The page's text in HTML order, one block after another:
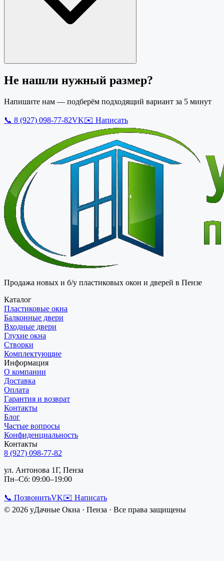
Не нашли нужный размер?
Напишите нам — подберём подходящий вариант за 5 минут
📞 8 (927) 098-77-82VK✉️ Написать
Продажа новых и б/у пластиковых окон и дверей в Пензе
Каталог
Пластиковые окна
Балконные двери
Входные двери
Глухие окна
Створки
Комплектующие
Информация
О компании
Доставка
Оплата
Гарантия и возврат
Контакты
Блог
Частые вопросы
Конфиденциальность
Контакты
8 (927) 098-77-82
ул. Антонова 1Г, Пенза
Пн–Сб: 09:00–19:00
📞 ПозвонитьVK✉️ Написать
© 2026 уДачные Окна · Пенза · Все права защищены